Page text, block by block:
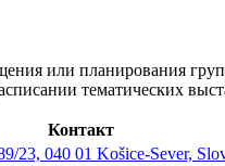
или планирования
тематических
Контакт
23, 040 01 Košice-Sever,